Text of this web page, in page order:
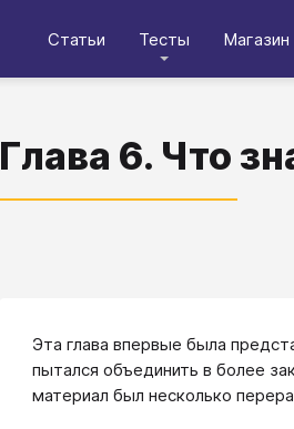
Статьи Тесты Магазин
Глава 6. Что
Эта глава впервые была
пытался объединить в более
материал был несколько